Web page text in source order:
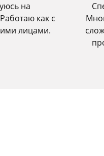
на
как с
лицами.